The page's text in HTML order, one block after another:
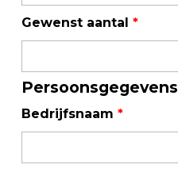
Gewenst aantal *
Persoonsgegevens
Bedrijfsnaam *